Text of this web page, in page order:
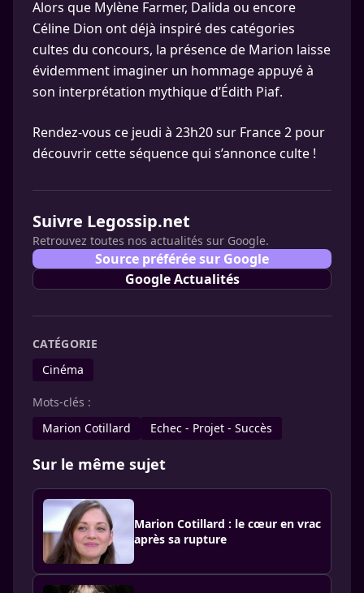
Alors que Mylène Farmer, Dalida ou encore
Céline Dion ont déjà inspiré des catégories
cultes du concours, la présence de Marion laisse
évidemment imaginer un hommage appuyé à
son interprétation mythique d’Édith Piaf.
Rendez-vous ce jeudi à 23h20 sur France 2 pour
découvrir cette séquence qui s’annonce culte !
Suivre Legossip.net
Retrouvez toutes nos actualités sur Google.
Source préférée sur Google
Google Actualités
CATÉGORIE
Cinéma
Mots-clés :
Marion Cotillard
Echec - Projet - Succès
Sur le même sujet
Marion Cotillard : le cœur en vrac
après sa rupture